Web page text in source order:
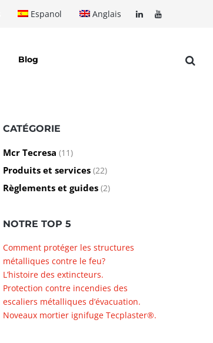
Espanol Anglais
Blog
CATÉGORIE
Mcr Tecresa (11)
Produits et services (22)
Règlements et guides (2)
NOTRE TOP 5
Comment protéger les structures
métalliques contre le feu?
L’histoire des extincteurs.
Protection contre incendies des
escaliers métalliques d’évacuation.
Noveaux mortier ignifuge Tecplaster®.